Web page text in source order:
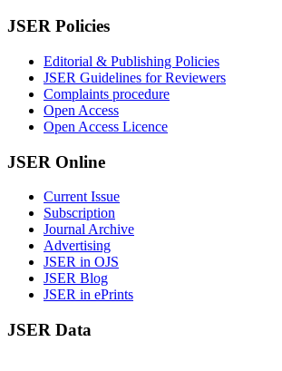
JSER Policies
Editorial & Publishing Policies
JSER Guidelines for Reviewers
Complaints procedure
Open Access
Open Access Licence
JSER Online
Current Issue
Subscription
Journal Archive
Advertising
JSER in OJS
JSER Blog
JSER in ePrints
JSER Data